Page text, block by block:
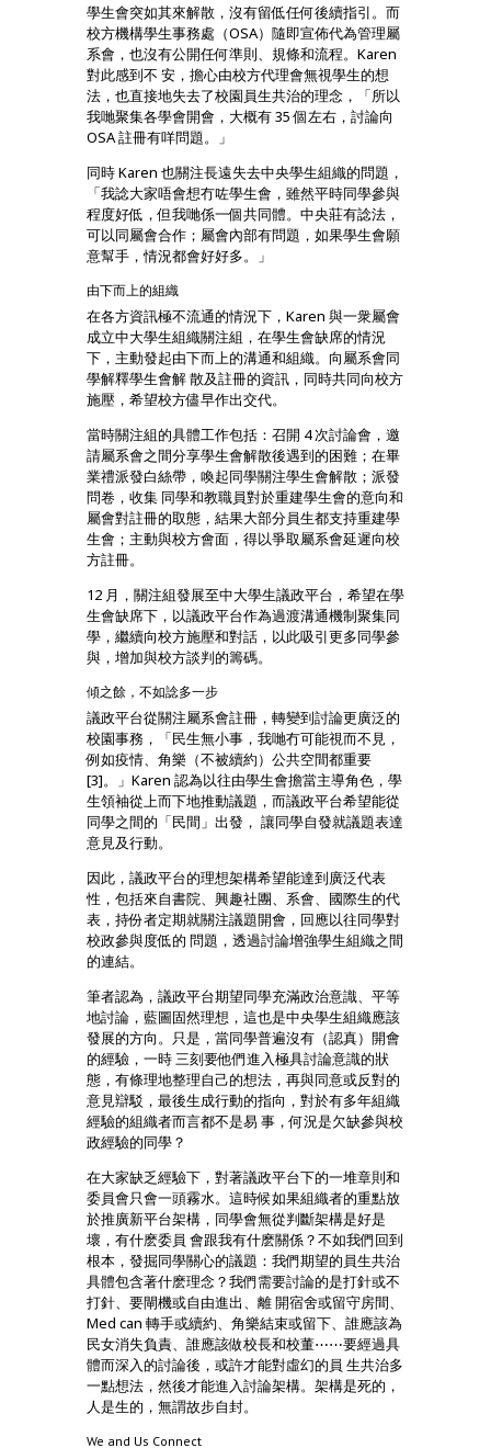
學生會突如其來解散，沒有留低任何後續指引。而
校方機構學生事務處（OSA）隨即宣佈代為管理屬
系會，也沒有公開任何準則、規條和流程。Karen
對此感到不 安，擔心由校方代理會無視學生的想
法，也直接地失去了校園員生共治的理念，「所以
我哋聚集各學會開會，大概有 35 個左右，討論向
OSA 註冊有咩問題。」
同時 Karen 也關注長遠失去中央學生組織的問題，
「我諗大家唔會想冇咗學生會，雖然平時同學參與
程度好低，但我哋係一個共同體。中央莊有諗法，
可以同屬會合作；屬會內部有問題，如果學生會願
意幫手，情況都會好好多。」
由下而上的組織
在各方資訊極不流通的情況下，Karen 與一衆屬會
成立中大學生組織關注組，在學生會缺席的情況
下，主動發起由下而上的溝通和組織。向屬系會同
學解釋學生會解 散及註冊的資訊，同時共同向校方
施壓，希望校方儘早作出交代。
當時關注組的具體工作包括：召開 4 次討論會，邀
請屬系會之間分享學生會解散後遇到的困難；在畢
業禮派發白絲帶，喚起同學關注學生會解散；派發
問卷，收集 同學和教職員對於重建學生會的意向和
屬會對註冊的取態，結果大部分員生都支持重建學
生會；主動與校方會面，得以爭取屬系會延遲向校
方註冊。
12 月，關注組發展至中大學生議政平台，希望在學
生會缺席下，以議政平台作為過渡溝通機制聚集同
學，繼續向校方施壓和對話，以此吸引更多同學參
與，增加與校方談判的籌碼。
傾之餘，不如諗多一步
議政平台從關注屬系會註冊，轉變到討論更廣泛的
校園事務，「民生無小事，我哋冇可能視而不見，
例如疫情、角樂（不被續約）公共空間都重要
[3]。」Karen 認為以往由學生會擔當主導角色，學
生領袖從上而下地推動議題，而議政平台希望能從
同學之間的「民間」出發， 讓同學自發就議題表達
意見及行動。
因此，議政平台的理想架構希望能達到廣泛代表
性，包括來自書院、興趣社團、系會、國際生的代
表，持份者定期就關注議題開會，回應以往同學對
校政參與度低的 問題，透過討論增強學生組織之間
的連結。
筆者認為，議政平台期望同學充滿政治意識、平等
地討論，藍圖固然理想，這也是中央學生組織應該
發展的方向。只是，當同學普遍沒有（認真）開會
的經驗，一時 三刻要他們進入極具討論意識的狀
態，有條理地整理自己的想法，再與同意或反對的
意見辯駁，最後生成行動的指向，對於有多年組織
經驗的組織者而言都不是易 事，何況是欠缺參與校
政經驗的同學？
在大家缺乏經驗下，對著議政平台下的一堆章則和
委員會只會一頭霧水。這時候如果組織者的重點放
於推廣新平台架構，同學會無從判斷架構是好是
壞，有什麽委員 會跟我有什麽關係？不如我們回到
根本，發掘同學關心的議題：我們期望的員生共治
具體包含著什麽理念？我們需要討論的是打針或不
打針、要閘機或自由進出、離 開宿舍或留守房間、
Med can 轉手或續約、角樂結束或留下、誰應該為
民女消失負責、誰應該做校長和校董⋯⋯要經過具
體而深入的討論後，或許才能對虛幻的員 生共治多
一點想法，然後才能進入討論架構。架構是死的，
人是生的，無謂故步自封。
We and Us Connect